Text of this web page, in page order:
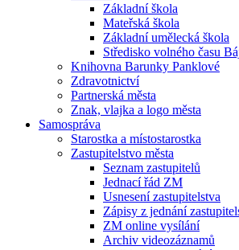
Základní škola
Mateřská škola
Základní umělecká škola
Středisko volného času
Knihovna Barunky Panklové
Zdravotnictví
Partnerská města
Znak, vlajka a logo města
Samospráva
Starostka a místostarostka
Zastupitelstvo města
Seznam zastupitelů
Jednací řád ZM
Usnesení zastupitelstva
Zápisy z jednání
ZM online vysílání
Archiv videozáznamů